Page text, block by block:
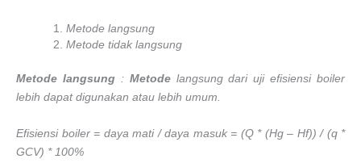
Metode langsung
Metode tidak langsung
Metode langsung: Metodelangsung dari uji efisiensi boiler
lebih dapat digunakan atau lebih umum.
Efisiensi boiler = daya mati / daya masuk = (Q * (Hg – Hf)) / (q *
GCV) * 100%